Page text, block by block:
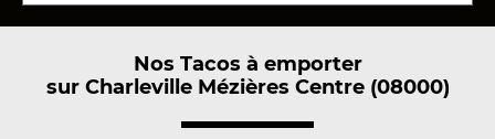
Nos Tacos à emporter
sur Charleville Mézières Centre (08000)